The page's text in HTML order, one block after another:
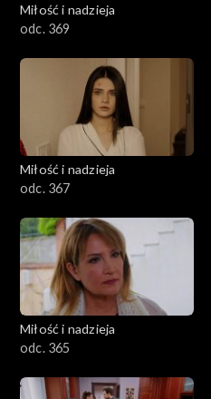
Miłość i nadzieja
odc. 369
Miłość i nadzieja
odc. 367
Miłość i nadzieja
odc. 365